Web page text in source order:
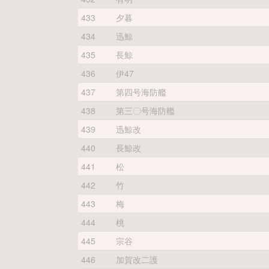
433
夕暮
434
迅鯨
435
長鯨
436
伊47
437
第四号海防艦
438
第三〇号海防艦
439
迅鯨改
440
長鯨改
441
松
442
竹
443
梅
444
桃
445
宗谷
446
加賀改二護